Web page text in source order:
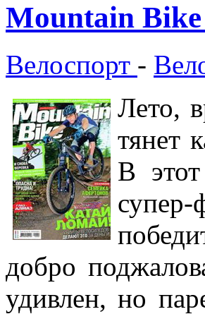
Mountain Bike
Велоспорт -
Лето,
тянет
В
супер-
добро
удивлен, но